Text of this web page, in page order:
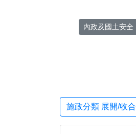
內政及國土安全
施政分類 展開/收合